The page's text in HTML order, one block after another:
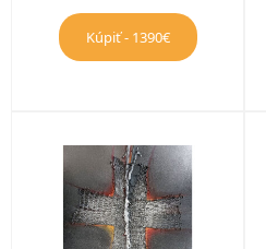
Kúpiť - 1390€